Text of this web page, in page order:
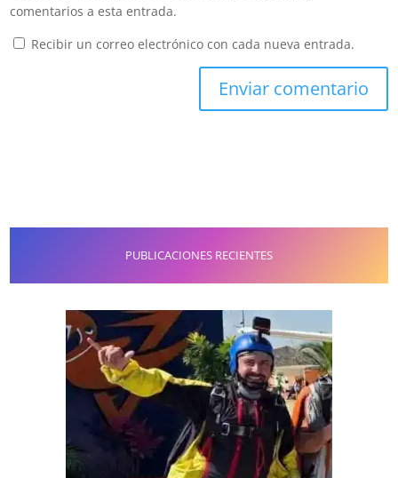
comentarios a esta entrada.
Recibir un correo electrónico con cada nueva entrada.
PUBLICACIONES RECIENTES